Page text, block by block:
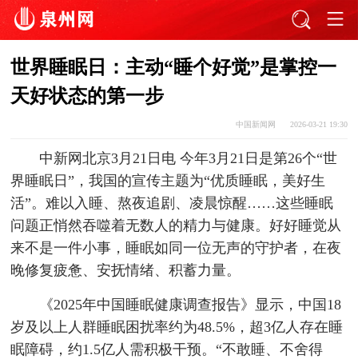
世界睡眠日：主动“睡个好觉”是掌控一
天好状态的第一步
中国新闻网 2026-03-21 19:30
中新网北京3月21日电 今年3月21日是第26个“世
界睡眠日”，我国的宣传主题为“优质睡眠，美好生
活”。难以入睡、熬夜追剧、凌晨惊醒……这些睡眠
问题正悄然吞噬着无数人的精力与健康。好好睡觉从
来不是一件小事，睡眠如同一位无声的守护者，在夜
晚修复疲惫、安抚情绪、积蓄力量。
《2025年中国睡眠健康调查报告》显示，中国18
岁及以上人群睡眠困扰率约为48.5%，超3亿人存在睡
眠障碍，约1.5亿人需积极干预。“不敢睡、不舍得